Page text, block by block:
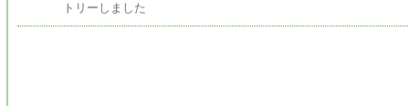
トリーしました